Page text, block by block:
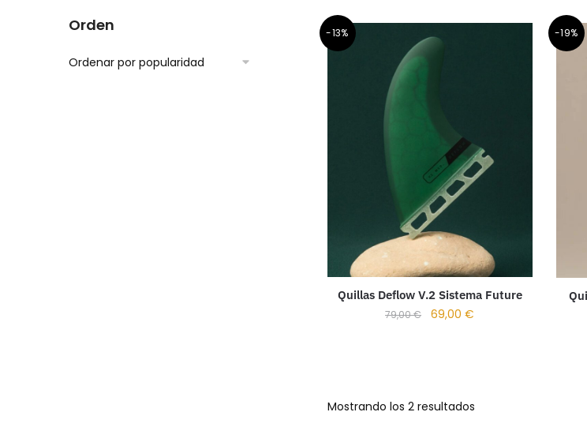
-13%
Quillas Deflow V.2 Sistema Future
79,00€ 69,00€
-19%
Mostrando los 2 resultados
Orden